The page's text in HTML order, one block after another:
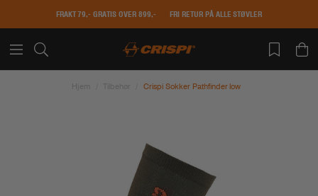
FRAKT 79,- GRATIS OVER 899,- FRI RETUR PÅ ALLE STØVLER
Hjem Tilbehør Crispi Sokker Pathfinder low